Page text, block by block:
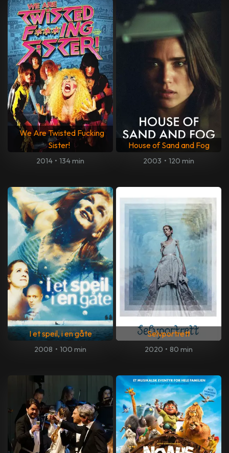
We Are Twisted Fucking
Sister!
2014 • 134 min
House of Sand and Fog
2003 • 120 min
I et speil, i en gåte
2008 • 100 min
Selvportrett
2020 • 80 min